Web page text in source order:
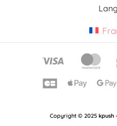
Copyright © 2025 kpush